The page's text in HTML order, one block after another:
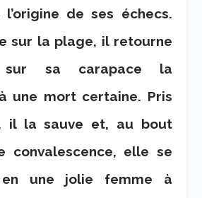
de ses échecs.
sur la plage, il retourne
sa carapace la
une mort certaine. Pris
il la sauve et, au bout
convalescence, elle se
en une jolie femme à